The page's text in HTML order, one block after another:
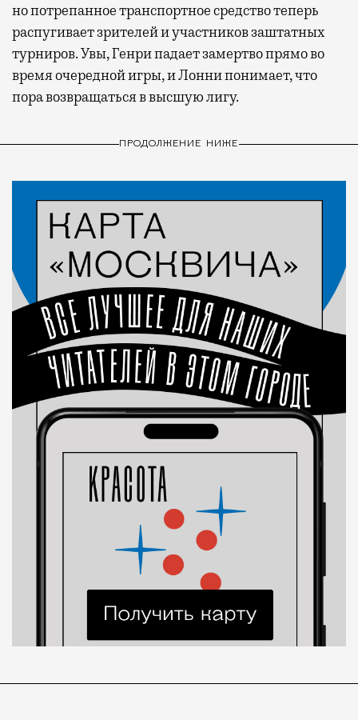
но потрепанное транспортное средство теперь
распугивает зрителей и участников заштатных
турниров. Увы, Генри падает замертво прямо во
время очередной игры, и Лонни понимает, что
пора возвращаться в высшую лигу.
ПРОДОЛЖЕНИЕ НИЖЕ